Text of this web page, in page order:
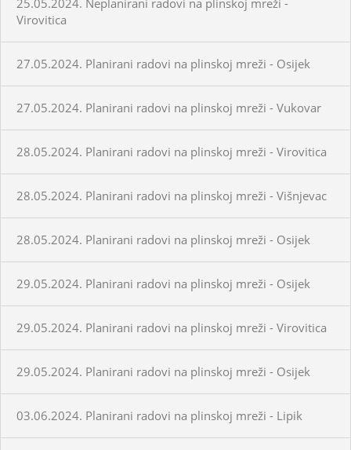
Virovitica
27.05.2024. Planirani radovi na plinskoj mreži - Osijek
27.05.2024. Planirani radovi na plinskoj mreži - Vukovar
28.05.2024. Planirani radovi na plinskoj mreži - Virovitica
28.05.2024. Planirani radovi na plinskoj mreži - Višnjevac
28.05.2024. Planirani radovi na plinskoj mreži - Osijek
29.05.2024. Planirani radovi na plinskoj mreži - Osijek
29.05.2024. Planirani radovi na plinskoj mreži - Virovitica
29.05.2024. Planirani radovi na plinskoj mreži - Osijek
03.06.2024. Planirani radovi na plinskoj mreži - Lipik